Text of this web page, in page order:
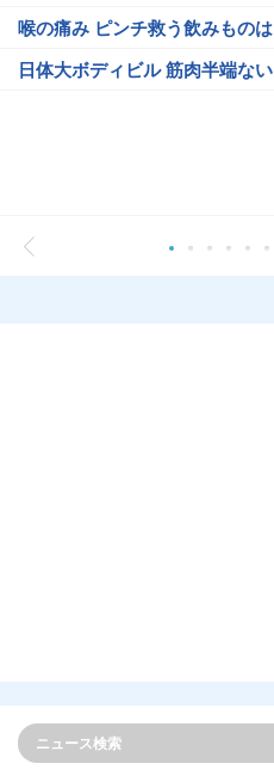
喉の痛み ピンチ救う飲みものは
日体大ボディビル 筋肉半端ない